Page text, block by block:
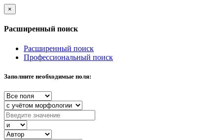
×
Расширенный поиск
Расширенный поиск
Профессиональный поиск
Заполните необходимые поля: